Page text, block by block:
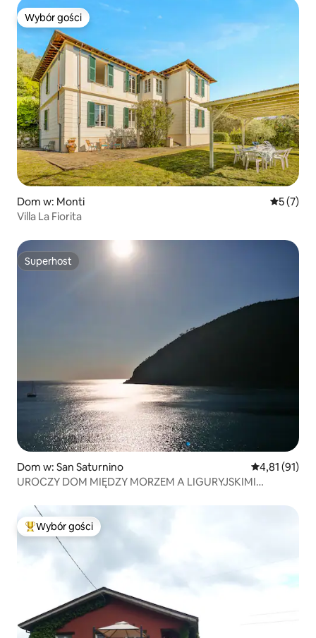
Wybór gości
Wybór gości
Dom w: Monti Średnia
5 (7)
Villa La Fiorita
Superhost
Superhost
Dom w: San Saturnino Średnia
4,81 (91)
UROCZY DOM MIĘDZY MORZEM A LIGURYJSKIMI
Najpopularniejsze z kategorii Wybór gości
Wybór gości